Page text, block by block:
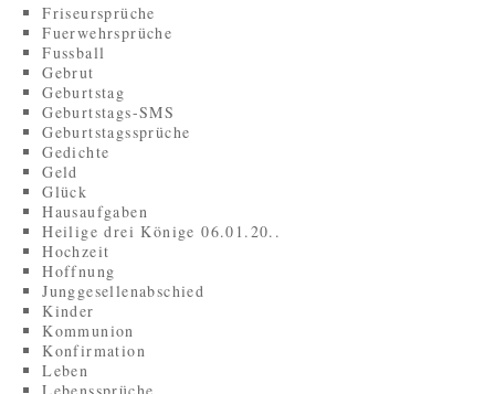
Friseursprüche
Fuerwehrsprüche
Fussball
Gebrut
Geburtstag
Geburtstags-SMS
Geburtstagssprüche
Gedichte
Geld
Glück
Hausaufgaben
Heilige drei Könige 06.01.20..
Hochzeit
Hoffnung
Junggesellenabschied
Kinder
Kommunion
Konfirmation
Leben